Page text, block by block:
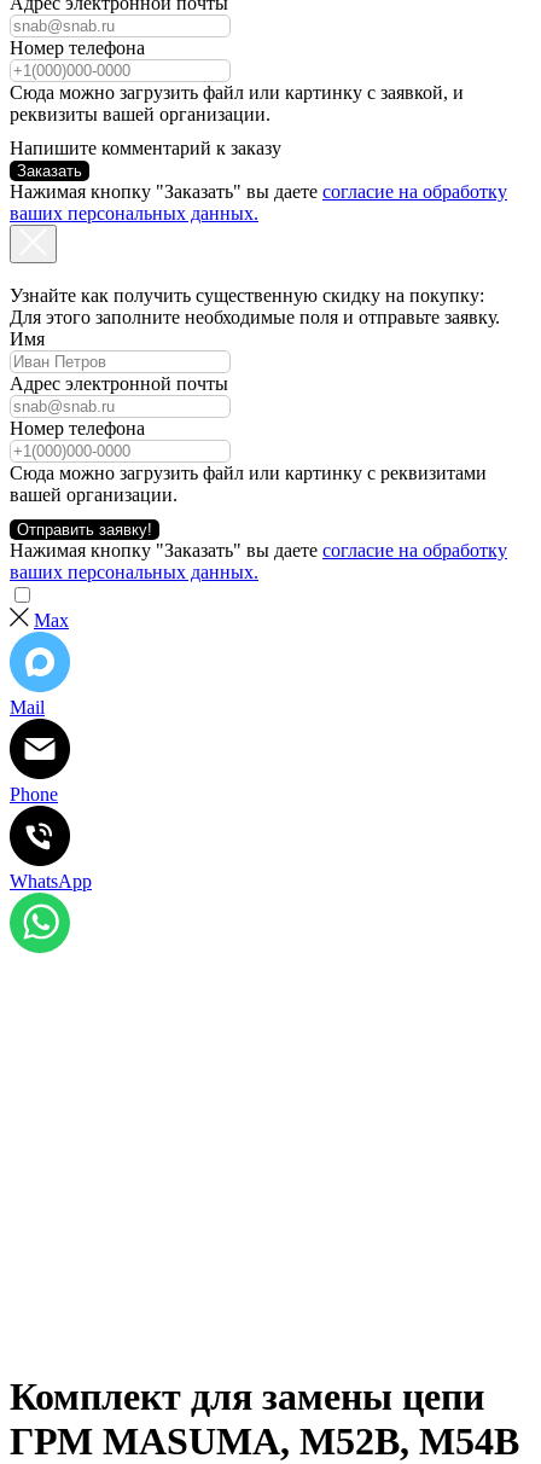
Номер телефона
Сюда можно загрузить файл или картинку с заявкой, и
реквизиты вашей организации.
Напишите комментарий к заказу
Заказать
Нажимая кнопку "Заказать" вы даете согласие на обработку
ваших персональных данных.
Узнайте как получить существенную скидку на покупку:
Для этого заполните необходимые поля и отправьте заявку.
Имя
Адрес электронной почты
Номер телефона
Сюда можно загрузить файл или картинку с реквизитами
вашей организации.
Отправить заявку!
Нажимая кнопку "Заказать" вы даете согласие на обработку
ваших персональных данных.
Max
Mail
Phone
WhatsApp
Комплект для замены цепи
ГРМ MASUMA, M52B, M54B